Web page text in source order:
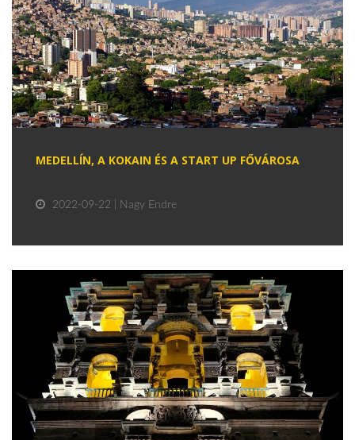
MEDELLÍN, A KOKAIN ÉS A START UP FŐVÁROSA
2022-09-22 | Nagy Endre